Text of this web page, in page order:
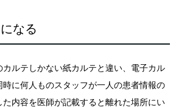
なる
ルテしかない紙カルテと違い、電子カル
に何人ものスタッフが一人の患者情報の
内容を医師が記載すると離れた場所にい